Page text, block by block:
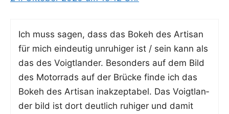
Ich muss sagen, dass das Bokeh des Arti­san
für mich ein­deu­tig unru­hi­ger ist / sein kann als
das des Voigt­lan­der. Beson­ders auf dem Bild
des Motor­rads auf der Brü­cke fin­de ich das
Bokeh des Arti­san inak­zep­ta­bel. Das Voigt­lan­
der bild ist dort deut­lich ruhi­ger und damit